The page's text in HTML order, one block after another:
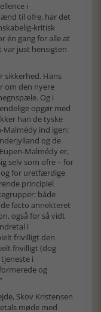
i
til ofre, har det
kritisk
én gang for alle at
var just hensigten
sikkerhed. Hans
om den nyere
Og i
opgør med
han de tyske
Malmédy ind igen:
og de
Malmédy er,
selv som ofre – for
for uretfærdige
principiel
både
facto annekteret
også for så vidt
i
frivilligt den
frivilligt (dog
i
og
Skov Kristensen
møde med